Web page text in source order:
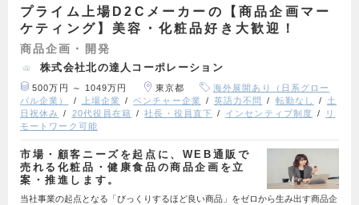
プライム上場D2Cメーカーの【商品企画マー
ケティング】美容・化粧品好き大歓迎！
商品企画・開発
株式会社北の達人コーポレーション
500万円 ～ 1049万円 東京都
海外展開あり（日系グロー
バル企業）
上場企業 ベンチャー企業 英語力不問 転勤なし
土
日祝休み
20代役員在籍 社長・役員直下 インセンティブ制度
リ
モートワーク可能
市場・顧客ニーズを起点に、WEB通販で
売れる化粧品・健康食品の商品企画を立
案・推進します。
当社事業の起点となる「びっくりするほど良い商品」をゼロから生み出す商品企